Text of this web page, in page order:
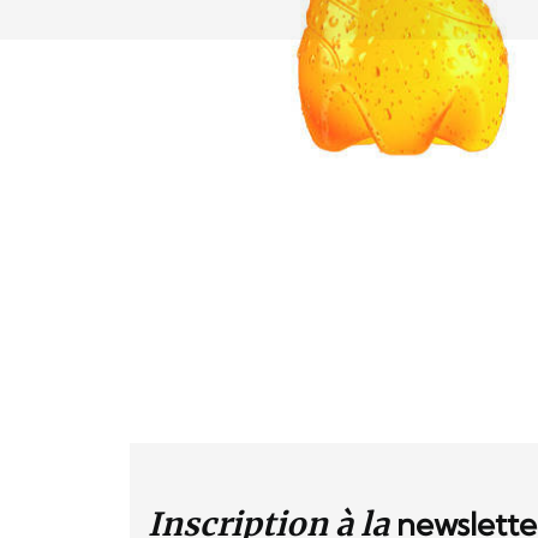
Inscription à la